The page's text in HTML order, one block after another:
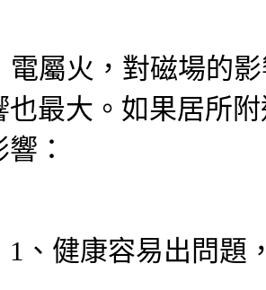
火，對磁場的影
也最大。如果居所
：
健康容易出問題，